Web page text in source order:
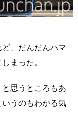
、だんだんハマ
まった。
思うところもあ
うのもわかる気